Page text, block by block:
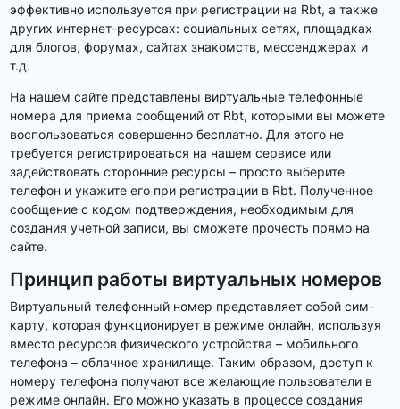
эффективно используется при регистрации на Rbt, а также
других интернет-ресурсах: социальных сетях, площадках
для блогов, форумах, сайтах знакомств, мессенджерах и
т.д.
На нашем сайте представлены виртуальные телефонные
номера для приема сообщений от Rbt, которыми вы можете
воспользоваться совершенно бесплатно. Для этого не
требуется регистрироваться на нашем сервисе или
задействовать сторонние ресурсы – просто выберите
телефон и укажите его при регистрации в Rbt. Полученное
сообщение с кодом подтверждения, необходимым для
создания учетной записи, вы сможете прочесть прямо на
сайте.
Принцип работы виртуальных номеров
Виртуальный телефонный номер представляет собой сим-
карту, которая функционирует в режиме онлайн, используя
вместо ресурсов физического устройства – мобильного
телефона – облачное хранилище. Таким образом, доступ к
номеру телефона получают все желающие пользователи в
режиме онлайн. Его можно указать в процессе создания